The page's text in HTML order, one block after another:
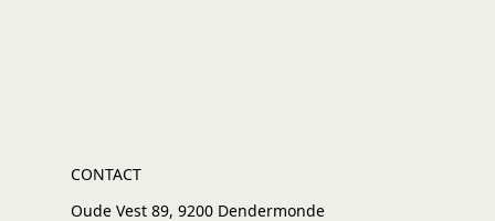
CONTACT
Oude Vest 89, 9200 Dendermonde